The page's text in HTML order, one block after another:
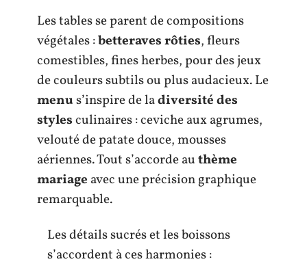
Les tables se parent de compositions
végétales :betteraves rôties, fleurs
comestibles, fines herbes, pour des jeux
de couleurs subtils ou plus audacieux. Le
menus’inspire de ladiversité des
stylesculinaires : ceviche aux agrumes,
velouté de patate douce, mousses
aériennes. Tout s’accorde authème
mariage avec une précision graphique
remarquable.
Les détails sucrés et les boissons
s’accordent à ces harmonies :